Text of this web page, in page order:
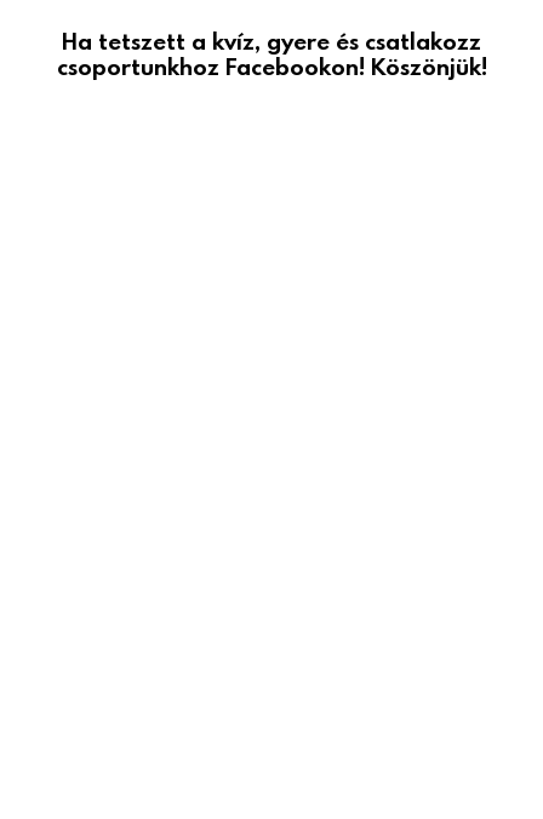
Ha tetszett a kvíz, gyere és csatlakozz
csoportunkhoz Facebookon! Köszönjük!